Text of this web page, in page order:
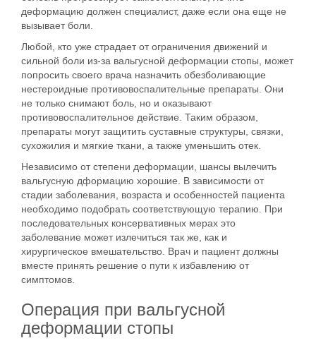
деформацию должен специалист, даже если она еще не
вызывает боли.
Любой, кто уже страдает от ограничения движений и
сильной боли из-за вальгусной деформации стопы, может
попросить своего врача назначить обезболивающие
нестероидные противовоспалительные препараты. Они
не только снимают боль, но и оказывают
противовоспалительное действие. Таким образом,
препараты могут защитить суставные структуры, связки,
сухожилия и мягкие ткани, а также уменьшить отек.
Независимо от степени деформации, шансы вылечить
вальгусную дформацию хорошие. В зависимости от
стадии заболевания, возраста и особенностей пациента
необходимо подобрать соответствующую терапию. При
последовательных консервативных мерах это
заболевание может излечиться так же, как и
хирургическое вмешательство. Врач и пациент должны
вместе принять решение о пути к избавлению от
симптомов.
Операция при вальгусной
деформации стопы